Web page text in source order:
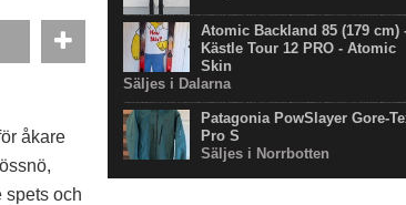
åkare
spets och
Atomic Backland 85 (179 cm)
Kästle Tour 12 PRO - Atomic
Skin
Säljes i Dalarna
Patagonia PowSlayer Gore-
Pro S
Säljes i Norrbotten